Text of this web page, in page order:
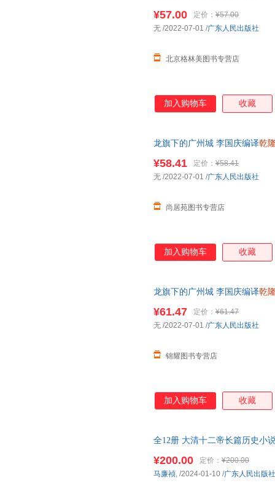
联系客服领取
¥57.00 定价： ¥57.00
北京格林美图书专营店
无 /2022-07-01 /广东人民出版社
加入购物车 收藏
龙旗下的广州城 李国庆编译乾
放心下单，本店所有商品均可
¥58.41 定价： ¥58.41
尚居苑图书专营店
无 /2022-07-01 /广东人民出版社
加入购物车 收藏
龙旗下的广州城 李国庆编译乾
可开票】
¥61.47 定价： ¥61.47
锦耀图书专营店
无 /2022-07-01 /广东人民出版社
加入购物车 收藏
全12册 大清十二帝长篇历史小
¥200.00 定价： ¥200.00
马廉祯, /2024-01-10 /广东人民出版社